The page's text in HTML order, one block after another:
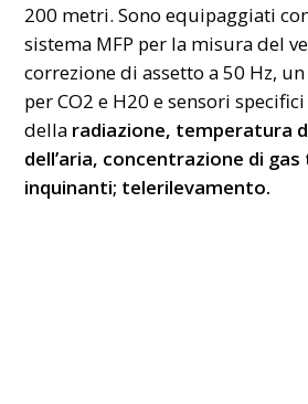
200 metri. Sono equipaggiati
sistema MFP per la misura del
correzione di assetto a 50 Hz, un
per CO2 e H20 e sensori
della radiazione, temperatura
dell’aria, concentrazione di
inquinanti; telerilevamento.